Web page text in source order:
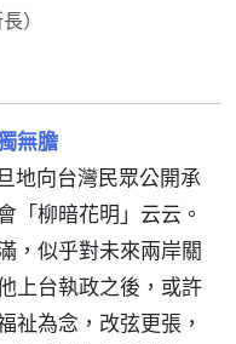
）
無膽
地向台灣民眾公開承
「柳暗花明」云云。
，似乎對未來兩岸關
上台執政之後，或許
祉為念，改弦更張，